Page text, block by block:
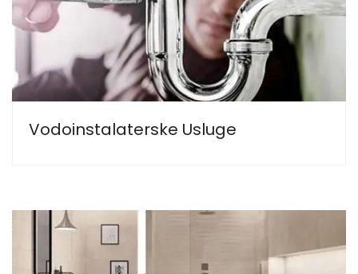
Vodoinstalaterske Usluge